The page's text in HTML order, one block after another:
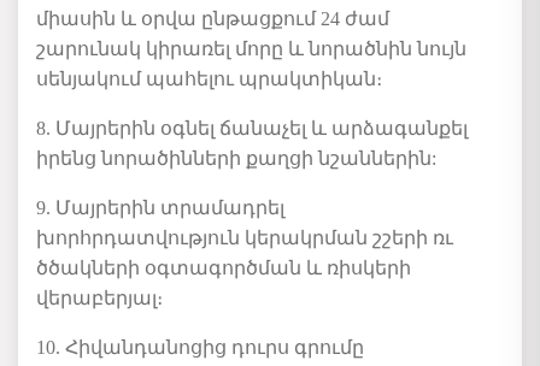
միասին և օրվա ընթացքում 24 ժամ
շարունակ կիրառել մորը և նորածնին նույն
սենյակում պահելու պրակտիկան։
8. Մայրերին օգնել ճանաչել և արձագանքել
իրենց նորածինների քաղցի նշաններին:
9. Մայրերին տրամադրել
խորհրդատվություն կերակրման շշերի ռւ
ծծակների օգտագործման և ռիսկերի
վերաբերյալ։
10. Հիվանդանոցից դուրս գրումը